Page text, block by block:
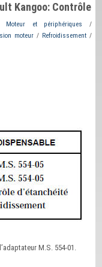
Kangoo: Contrôle
Moteur et périphériques /
moteur/ Refroidissement/
M.S. 554-01.